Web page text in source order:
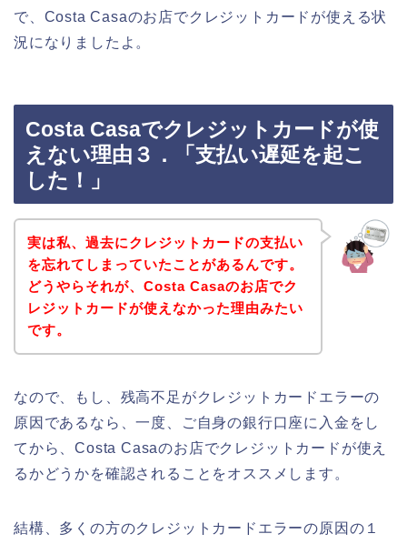
で、Costa Casaのお店でクレジットカードが使える状
況になりましたよ。
Costa Casaでクレジットカードが使
えない理由３．「支払い遅延を起こ
した！」
実は私、過去にクレジットカードの支払い
を忘れてしまっていたことがあるんです。
どうやらそれが、Costa Casaのお店でク
レジットカードが使えなかった理由みたい
です。
なので、もし、残高不足がクレジットカードエラーの
原因であるなら、一度、ご自身の銀行口座に入金をし
てから、Costa Casaのお店でクレジットカードが使え
るかどうかを確認されることをオススメします。
結構、多くの方のクレジットカードエラーの原因の１